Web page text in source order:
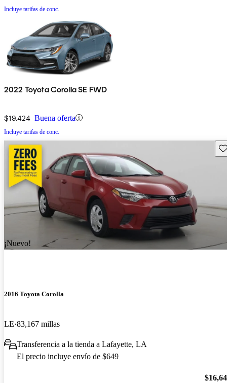
Incluye tarifas de conc.
2022 Toyota Corolla SE FWD
$19,424 Buena oferta
Incluye tarifas de conc.
¡Nuevo!
2016 Toyota Corolla
LE 83,167 millas
Transferencia a la tienda a Lafayette, LA
El precio incluye envío de $649